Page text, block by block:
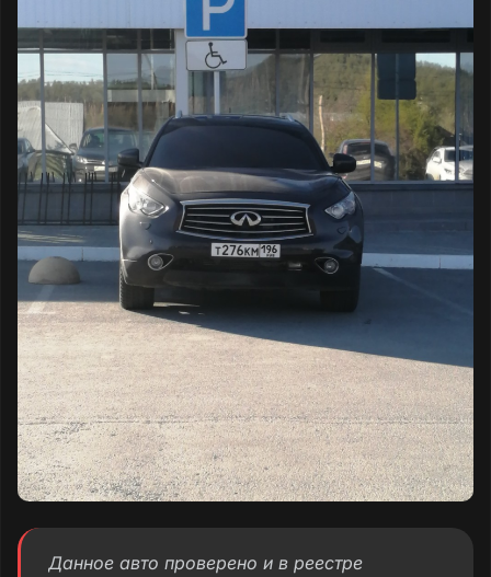
Данное авто проверено и в реестре